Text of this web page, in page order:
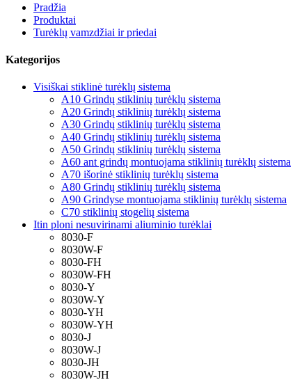
Pradžia
Produktai
Turėklų vamzdžiai ir priedai
Kategorijos
Visiškai stiklinė turėklų sistema
A10 Grindų stiklinių turėklų sistema
A20 Grindų stiklinių turėklų sistema
A30 Grindų stiklinių turėklų sistema
A40 Grindų stiklinių turėklų sistema
A50 Grindų stiklinių turėklų sistema
A60 ant grindų montuojama stiklinių turėklų sistema
A70 išorinė stiklinių turėklų sistema
A80 Grindų stiklinių turėklų sistema
A90 Grindyse montuojama stiklinių turėklų sistema
C70 stiklinių stogelių sistema
Itin ploni nesuvirinami aliuminio turėklai
8030-F
8030W-F
8030-FH
8030W-FH
8030-Y
8030W-Y
8030-YH
8030W-YH
8030-J
8030W-J
8030-JH
8030W-JH